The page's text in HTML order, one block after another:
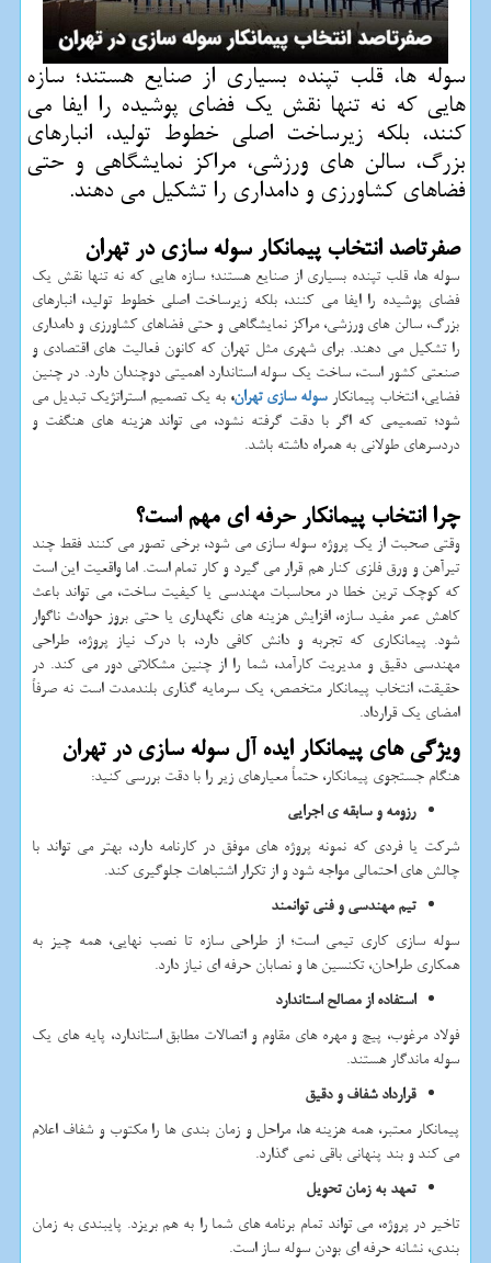
سوله ها، قلب تپنده بسیاری از صنایع هستند؛ سازه
هایی که نه تنها نقش یک فضای پوشیده را ایفا می
کنند، بلکه زیرساخت اصلی خطوط تولید، انبارهای
بزرگ، سالن های ورزشی، مراکز نمایشگاهی و حتی
فضاهای کشاورزی و دامداری را تشکیل می دهند.
صفرتاصد انتخاب پیمانکار سوله سازی در تهران
سوله ها، قلب تپنده بسیاری از صنایع هستند؛ سازه هایی که نه تنها نقش یک
فضای پوشیده را ایفا می کنند، بلکه زیرساخت اصلی خطوط تولید، انبارهای
بزرگ، سالن های ورزشی، مراکز نمایشگاهی و حتی فضاهای کشاورزی و دامداری
را تشکیل می دهند. برای شهری مثل تهران که کانون فعالیت های اقتصادی و
صنعتی کشور است، ساخت یک سوله استاندارد اهمیتی دوچندان دارد. در چنین
فضایی، انتخاب پیمانکارسوله سازی تهران، به یک تصمیم استراتژیک تبدیل می
شود؛ تصمیمی که اگر با دقت گرفته نشود، می تواند هزینه های هنگفت و
دردسرهای طولانی به همراه داشته باشد.
چرا انتخاب پیمانکار حرفه ای مهم است؟
وقتی صحبت از یک پروژه سوله سازی می شود، برخی تصور می کنند فقط چند
تیرآهن و ورق فلزی کنار هم قرار می گیرد و کار تمام است. اما واقعیت این است
که کوچک ترین خطا در محاسبات مهندسی یا کیفیت ساخت، می تواند باعث
کاهش عمر مفید سازه، افزایش هزینه های نگهداری یا حتی بروز حوادث ناگوار
شود. پیمانکاری که تجربه و دانش کافی دارد، با درک نیاز پروژه، طراحی
مهندسی دقیق و مدیریت کارآمد، شما را از چنین مشکلاتی دور می کند. در
حقیقت، انتخاب پیمانکار متخصص، یک سرمایه گذاری بلندمدت است نه صرفاً
امضای یک قرارداد.
ویژگی های پیمانکار ایده آل سوله سازی در تهران
هنگام جستجوی پیمانکار، حتماً معیارهای زیر را با دقت بررسی کنید:
رزومه و سابقه ی اجرایی
شرکت یا فردی که نمونه پروژه های موفق در کارنامه دارد، بهتر می تواند با
چالش های احتمالی مواجه شود و از تکرار اشتباهات جلوگیری کند.
تیم مهندسی و فنی توانمند
سوله سازی کاری تیمی است؛ از طراحی سازه تا نصب نهایی، همه چیز به
همکاری طراحان، تکنسین ها و نصابان حرفه ای نیاز دارد.
استفاده از مصالح استاندارد
فولاد مرغوب، پیچ و مهره های مقاوم و اتصالات مطابق استاندارد، پایه های یک
سوله ماندگار هستند.
قرارداد شفاف و دقیق
پیمانکار معتبر، همه هزینه ها، مراحل و زمان بندی ها را مکتوب و شفاف اعلام
می کند و بند پنهانی باقی نمی گذارد.
تعهد به زمان تحویل
تاخیر در پروژه، می تواند تمام برنامه های شما را به هم بریزد. پایبندی به زمان
بندی، نشانه حرفه ای بودن سوله ساز است.